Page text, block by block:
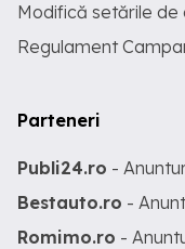
Modifică setările
Regulament
Parteneri
Publi24.ro -
Bestauto.ro -
Romimo.ro -